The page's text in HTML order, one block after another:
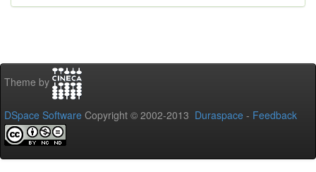
Theme by
DSpace Software Copyright © 2002-2013 Duraspace - Feedback